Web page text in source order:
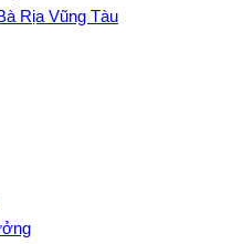
Rịa Vũng Tàu